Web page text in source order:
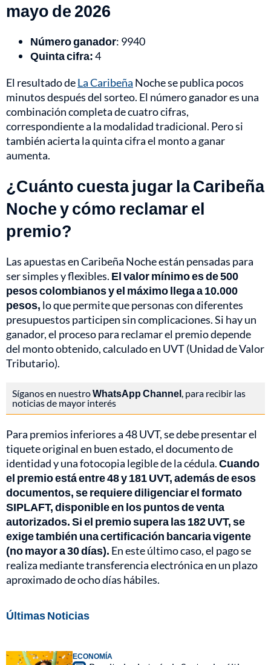
mayo de 2026
Número ganador: 9940
Quinta cifra:4
El resultado deLa Caribeña Noche se publica pocos
minutos después del sorteo. El número ganador es una
combinación completa de cuatro cifras,
correspondiente a la modalidad tradicional. Pero si
también acierta la quinta cifra el monto a ganar
aumenta.
¿Cuánto cuesta jugar la Caribeña
Noche y cómo reclamar el
premio?
Las apuestas en Caribeña Noche están pensadas para
ser simples y flexibles. El valor mínimo es de 500
pesos colombianos y el máximo llega a 10.000
pesos, lo que permite que personas con diferentes
presupuestos participen sin complicaciones. Si hay un
ganador, el proceso para reclamar el premio depende
del monto obtenido, calculado en UVT (Unidad de Valor
Tributario).
Síganos en nuestroWhatsApp Channel, para recibir las
noticias de mayor interés
Para premios inferiores a 48 UVT, se debe presentar el
tiquete original en buen estado, el documento de
identidad y una fotocopia legible de la cédula.Cuando
el premio está entre 48 y 181 UVT, además de esos
documentos, se requiere diligenciar el formato
SIPLAFT, disponible en los puntos de venta
autorizados. Si el premio supera las 182 UVT, se
exige también una certificación bancaria vigente
(no mayor a 30 días). En este último caso, el pago se
realiza mediante transferencia electrónica en un plazo
aproximado de ocho días hábiles.
Últimas Noticias
ECONOMÍA